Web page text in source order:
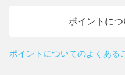
ポイントに
ポイントについてのよくある